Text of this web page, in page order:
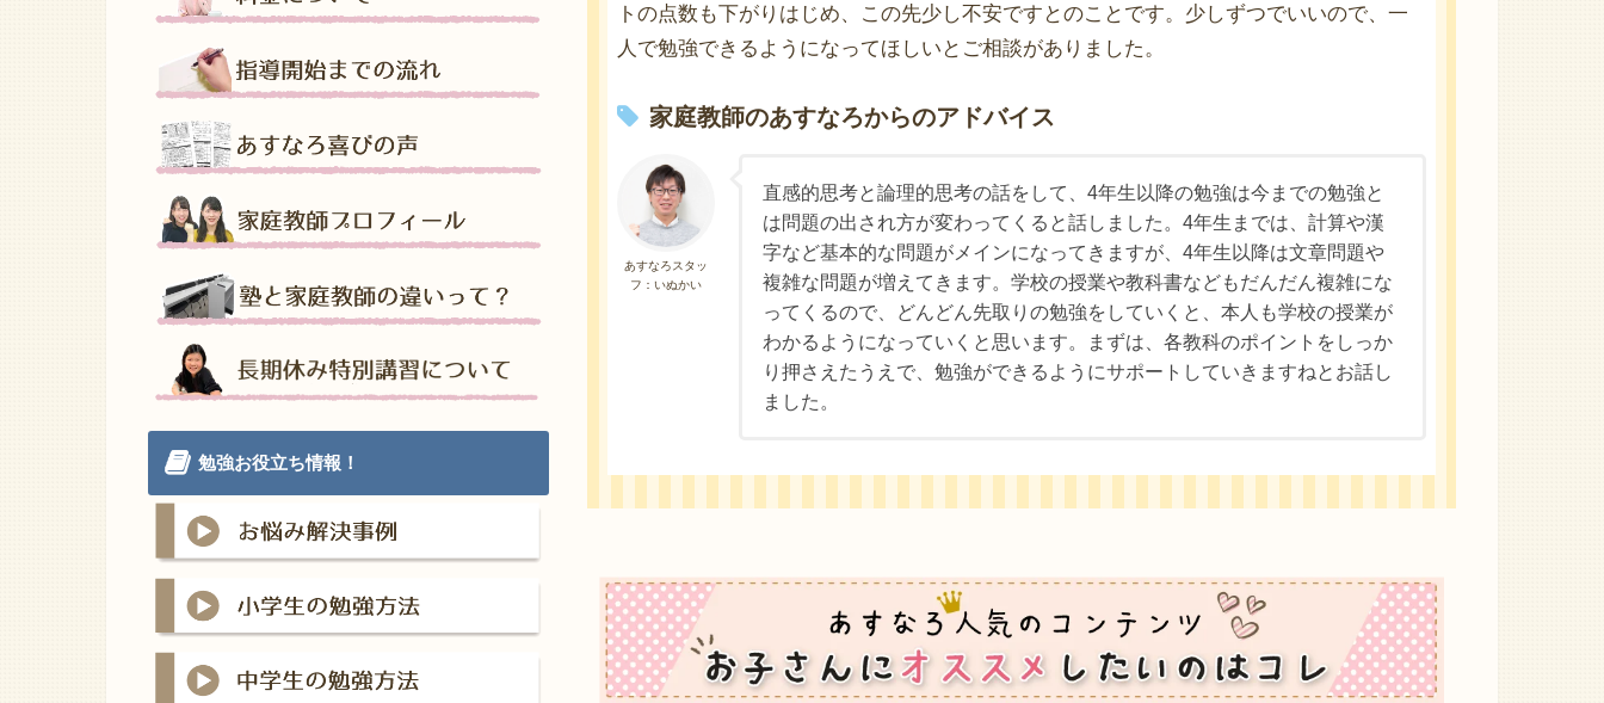
トの点数も下がりはじめ、この先少し不安ですとのことです。少しずつでいいので、一
人で勉強できるようになってほしいとご相談がありました。
家庭教師のあすなろからのアドバイス
あすなろスタッ
フ：いぬかい
直感的思考と論理的思考の話をして、4年生以降の勉強は今までの勉強と
は問題の出され方が変わってくると話しました。4年生までは、計算や漢
字など基本的な問題がメインになってきますが、4年生以降は文章問題や
複雑な問題が増えてきます。学校の授業や教科書などもだんだん複雑にな
ってくるので、どんどん先取りの勉強をしていくと、本人も学校の授業が
わかるようになっていくと思います。まずは、各教科のポイントをしっか
り押さえたうえで、勉強ができるようにサポートしていきますねとお話し
ました。
勉強お役立ち情報！